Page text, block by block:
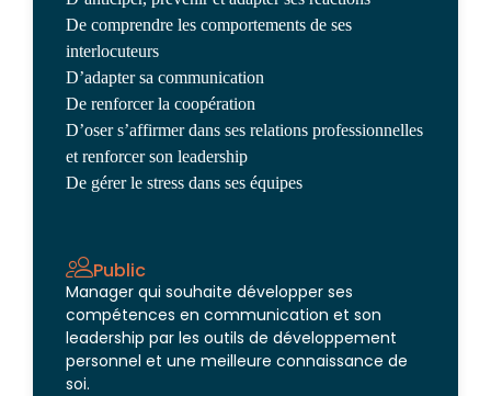
De comprendre les comportements de ses
interlocuteurs
D’adapter sa communication
De renforcer la coopération
D’oser s’affirmer dans ses relations professionnelles
et renforcer son leadership
De gérer le stress dans ses équipes
Public
Manager qui souhaite développer ses
compétences en communication et son
leadership par les outils de développement
personnel et une meilleure connaissance de
soi.